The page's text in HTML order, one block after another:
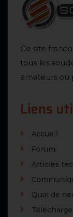
Ce site
tous les
amateurs ou
Liens
Accueil
Forum
Articles
Quoi de